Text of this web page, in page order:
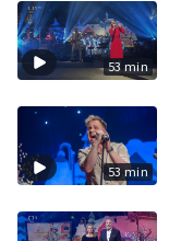
53 min
53 min